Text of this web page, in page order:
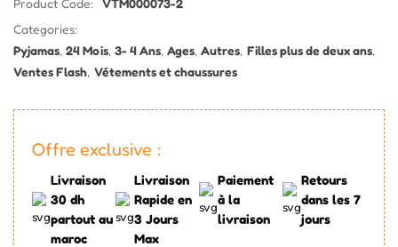
Product Code: VTM000073-2
Categories:
Pyjamas,24 Mois, 3- 4 Ans,Ages,Autres, Filles plus de deux ans,
Ventes Flash, Vétements et chaussures
Offre exclusive :
Livraison
30 dh
partout au
maroc
Livraison
Rapide en
3 Jours
Max
Paiement
à la
livraison
Retours
dans les 7
jours